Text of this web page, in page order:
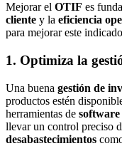
Mejorar el OTIF es
cliente y la eficiencia
para mejorar este
1. Optimiza la
Una buena gestión de
productos estén
herramientas de software
llevar un control preciso
desabastecimientos